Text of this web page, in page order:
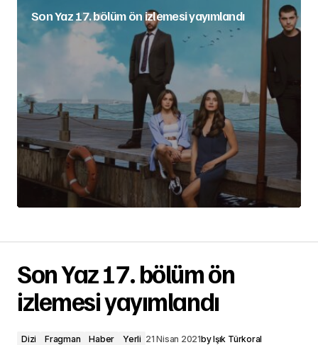
Son Yaz 17. bölüm ön izlemesi yayımlandı
Son Yaz 17. bölüm ön
izlemesi yayımlandı
Dizi Fragman Haber Yerli 21 Nisan 2021byIşık Türkoral